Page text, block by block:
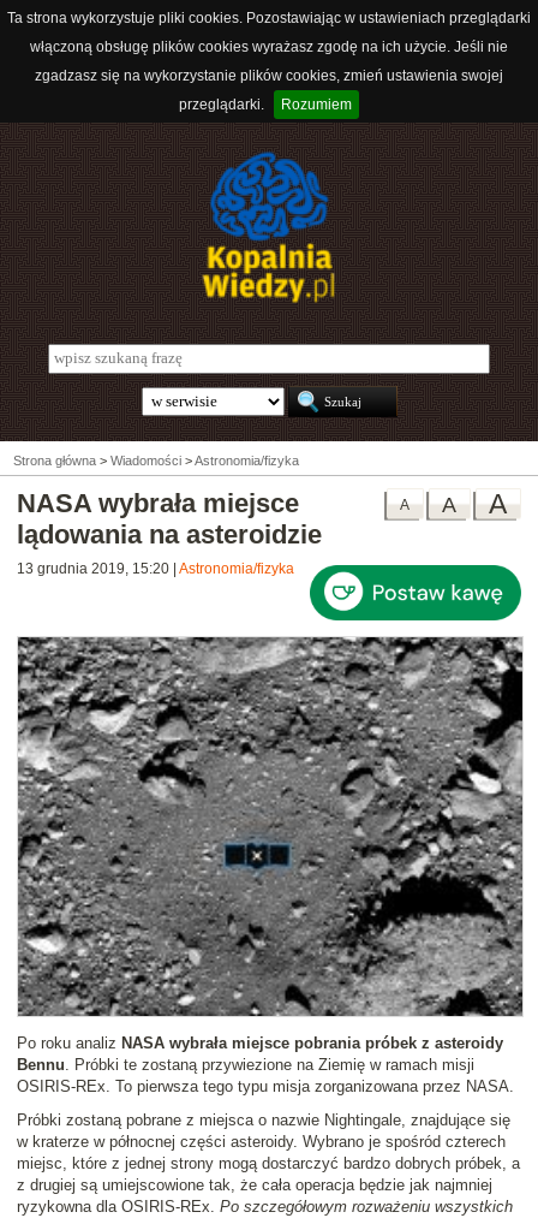
Ta strona wykorzystuje pliki cookies. Pozostawiając w ustawieniach przeglądarki
włączoną obsługę plików cookies wyrażasz zgodę na ich użycie. Jeśli nie
zgadzasz się na wykorzystanie plików cookies, zmień ustawienia swojej
przeglądarki.
Rozumiem
Strona główna > Wiadomości >Astronomia/fizyka
A
A
A
NASA wybrała miejsce
lądowania na asteroidzie
13 grudnia 2019, 15:20 Astronomia/fizyka
Po roku analiz NASA wybrała miejsce pobrania próbek z asteroidy
Bennu. Próbki te zostaną przywiezione na Ziemię w ramach misji
OSIRIS-REx. To pierwsza tego typu misja zorganizowana przez NASA.
Próbki zostaną pobrane z miejsca o nazwie Nightingale, znajdujące się
w kraterze w północnej części asteroidy. Wybrano je spośród czterech
miejsc, które z jednej strony mogą dostarczyć bardzo dobrych próbek, a
z drugiej są umiejscowione tak, że cała operacja będzie jak najmniej
ryzykowna dla OSIRIS-REx. Po szczegółowym rozważeniu wszystkich